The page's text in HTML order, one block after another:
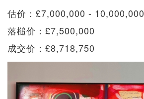
估价：£7,000,000 - 10,000,000
落槌价：£7,500,000
成交价：£8,718,750